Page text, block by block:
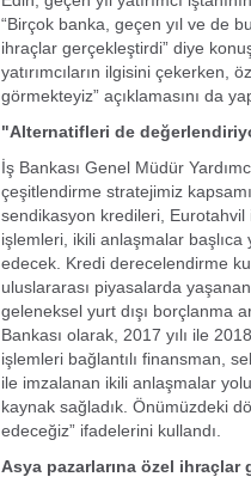
“Birçok banka, geçen yıl ve de
ihraçlar gerçekleştirdi” diye
yatırımcıların ilgisini çekerken,
görmekteyiz” açıklamasını da
"Alternatifleri de
İş Bankası Genel Müdür
çeşitlendirme stratejimiz
sendikasyon kredileri, Eurotahvil
işlemleri, ikili anlaşmalar başlıca
edecek. Kredi derecelendirme
uluslararası piyasalarda
geleneksel yurt dışı borçlanma
Bankası olarak, 2017 yılı ile
işlemleri bağlantılı finansman,
ile imzalanan ikili anlaşmalar
kaynak sağladık. Önümüzdeki
edeceğiz” ifadelerini kullandı.
Asya pazarlarına özel ihraçlar